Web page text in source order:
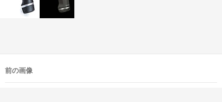
前の画像